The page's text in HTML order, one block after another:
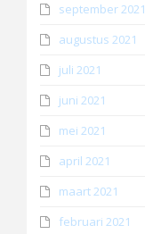
september 2021
augustus 2021
juli 2021
juni 2021
mei 2021
april 2021
maart 2021
februari 2021